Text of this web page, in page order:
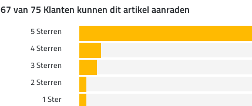
67 van 75 Klanten kunnen dit artikel aanraden
5 Sterren
4 Sterren
3 Sterren
2 Sterren
1 Ster